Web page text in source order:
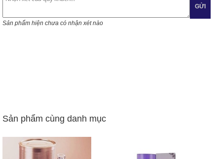
GỬI
Sản phẩm hiện chưa có nhận xét nào
Sản phẩm cùng danh mục